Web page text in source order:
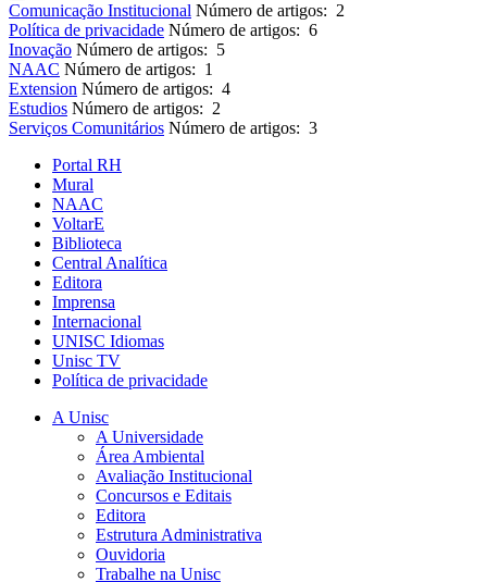
Comunicação Institucional Número de artigos: 2
Política de privacidade Número de artigos: 6
Inovação Número de artigos: 5
NAAC Número de artigos: 1
Extension Número de artigos: 4
Estudios Número de artigos: 2
Serviços Comunitários Número de artigos: 3
Portal RH
Mural
NAAC
VoltarE
Biblioteca
Central Analítica
Editora
Imprensa
Internacional
UNISC Idiomas
Unisc TV
Política de privacidade
A Unisc
A Universidade
Área Ambiental
Avaliação Institucional
Concursos e Editais
Editora
Estrutura Administrativa
Ouvidoria
Trabalhe na Unisc